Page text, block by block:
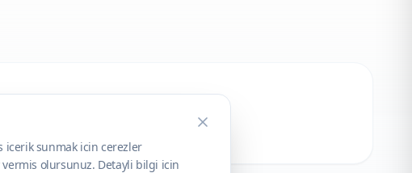
sunmak icin cerezler
olursunuz. Detayli bilgi icin